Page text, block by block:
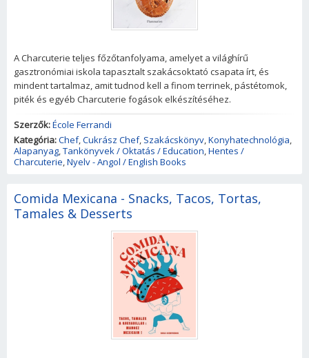
A Charcuterie teljes főzőtanfolyama, amelyet a világhírű
gasztronómiai iskola tapasztalt szakácsoktató csapata írt, és
mindent tartalmaz, amit tudnod kell a finom terrinek, pástétomok,
piték és egyéb Charcuterie fogások elkészítéséhez.
Szerzők:École Ferrandi
Kategória:Chef,Cukrász Chef, Szakácskönyv,Konyhatechnológia,
Alapanyag,Tankönyvek / Oktatás / Education,Hentes /
Charcuterie,Nyelv - Angol / English Books
Comida Mexicana - Snacks, Tacos, Tortas,
Tamales & Desserts